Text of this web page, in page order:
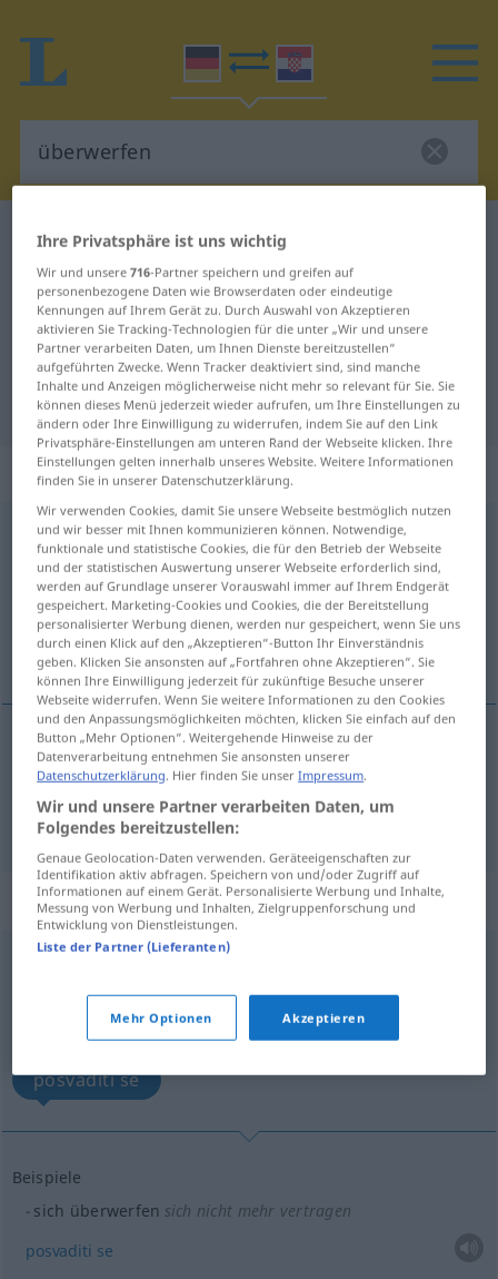
Deutsch-Kroatisch Wörterbuch
Deutsch-Kroatisch Übersetzung für
"überwerfen"
"überwerfen" Kroatisch
Übersetzung
„überwerfen“
überwerfen < trennb; -ge-;→werfen>
Übersicht aller Übersetzungen
(Für mehr Details die Übersetzung anklicken/antippen)
prebaciti , ogrnuti
prebaciti(-acivati) überwerfenMantel usw
ogrnuti(ogrtati) überwerfen
„überwerfen“
Übersicht aller Übersetzungen
(Für mehr Details die Übersetzung anklicken/antippen)
posvaditi se
Beispiele
sich überwerfen sich nicht mehr vertragen
posvaditi se
Ihre Privatsphäre ist uns wichtig
Wir und unsere716-Partner speichern und greifen auf
personenbezogene Daten wie Browserdaten oder eindeutige
Kennungen auf Ihrem Gerät zu. Durch Auswahl von Akzeptieren
aktivieren Sie Tracking-Technologien für die unter „Wir und unsere
Partner verarbeiten Daten, um Ihnen Dienste bereitzustellen“
aufgeführten Zwecke. Wenn Tracker deaktiviert sind, sind manche
Inhalte und Anzeigen möglicherweise nicht mehr so relevant für Sie. Sie
können dieses Menü jederzeit wieder aufrufen, um Ihre Einstellungen zu
ändern oder Ihre Einwilligung zu widerrufen, indem Sie auf den Link
Privatsphäre-Einstellungen am unteren Rand der Webseite klicken. Ihre
Einstellungen gelten innerhalb unseres Website. Weitere Informationen
finden Sie in unserer Datenschutzerklärung.
Wir verwenden Cookies, damit Sie unsere Webseite bestmöglich nutzen
und wir besser mit Ihnen kommunizieren können. Notwendige,
funktionale und statistische Cookies, die für den Betrieb der Webseite
und der statistischen Auswertung unserer Webseite erforderlich sind,
werden auf Grundlage unserer Vorauswahl immer auf Ihrem Endgerät
gespeichert. Marketing-Cookies und Cookies, die der Bereitstellung
personalisierter Werbung dienen, werden nur gespeichert, wenn Sie uns
durch einen Klick auf den „Akzeptieren“-Button Ihr Einverständnis
geben. Klicken Sie ansonsten auf „Fortfahren ohne Akzeptieren“. Sie
können Ihre Einwilligung jederzeit für zukünftige Besuche unserer
Webseite widerrufen. Wenn Sie weitere Informationen zu den Cookies
und den Anpassungsmöglichkeiten möchten, klicken Sie einfach auf den
Button „Mehr Optionen“. Weitergehende Hinweise zu der
Datenverarbeitung entnehmen Sie ansonsten unserer
Datenschutzerklärung. Hier finden Sie unserImpressum.
Wir und unsere Partner verarbeiten Daten, um
Folgendes bereitzustellen:
Genaue Geolocation-Daten verwenden. Geräteeigenschaften zur
Identifikation aktiv abfragen. Speichern von und/oder Zugriff auf
Informationen auf einem Gerät. Personalisierte Werbung und Inhalte,
Messung von Werbung und Inhalten, Zielgruppenforschung und
Entwicklung von Dienstleistungen.
Liste der Partner (Lieferanten)
Mehr Optionen Akzeptieren